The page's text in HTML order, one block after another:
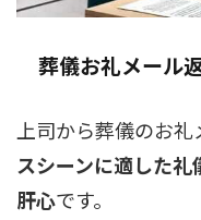
葬儀お礼メール
上司から葬儀のお礼
スシーンに適した
肝心です。